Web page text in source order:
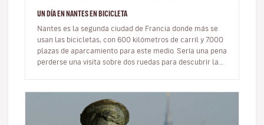
UN DÍA EN NANTES EN BICICLETA
Nantes es la segunda ciudad de Francia donde más se
usan las bicicletas, con 600 kilómetros de carril y 7.000
plazas de aparcamiento para este medio. Sería una pena
perderse una visita sobre dos ruedas para descubrir la